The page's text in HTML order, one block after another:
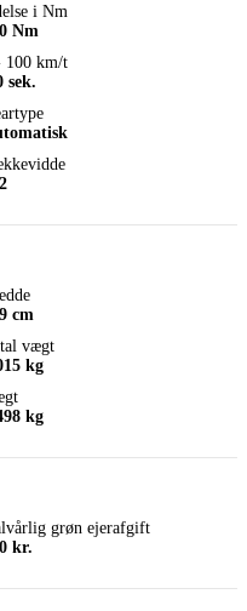
i Nm
Nm
100 km/t
sek.
cm
vægt
kg
kg
grøn ejerafgift
kr.